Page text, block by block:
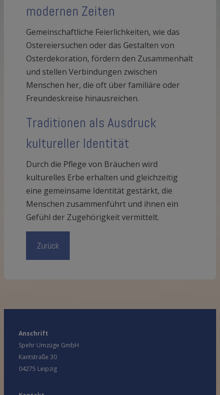
Zurück
modernen Zeiten
Gemeinschaftliche Feierlichkeiten, wie das
Ostereiersuchen oder das Gestalten von
Osterdekoration, fördern den Zusammenhalt
und stellen Verbindungen zwischen
Menschen her, die oft über familiäre oder
Freundeskreise hinausreichen.
Traditionen als Ausdruck
kultureller Identität
Durch die Pflege von Bräuchen wird
kulturelles Erbe erhalten und gleichzeitig
eine gemeinsame Identität gestärkt, die
Menschen zusammenführt und ihnen ein
Gefühl der Zugehörigkeit vermittelt.
Anschrift
Spehr Umzüge GmbH
Kantstraße 30
04275 Leipzig